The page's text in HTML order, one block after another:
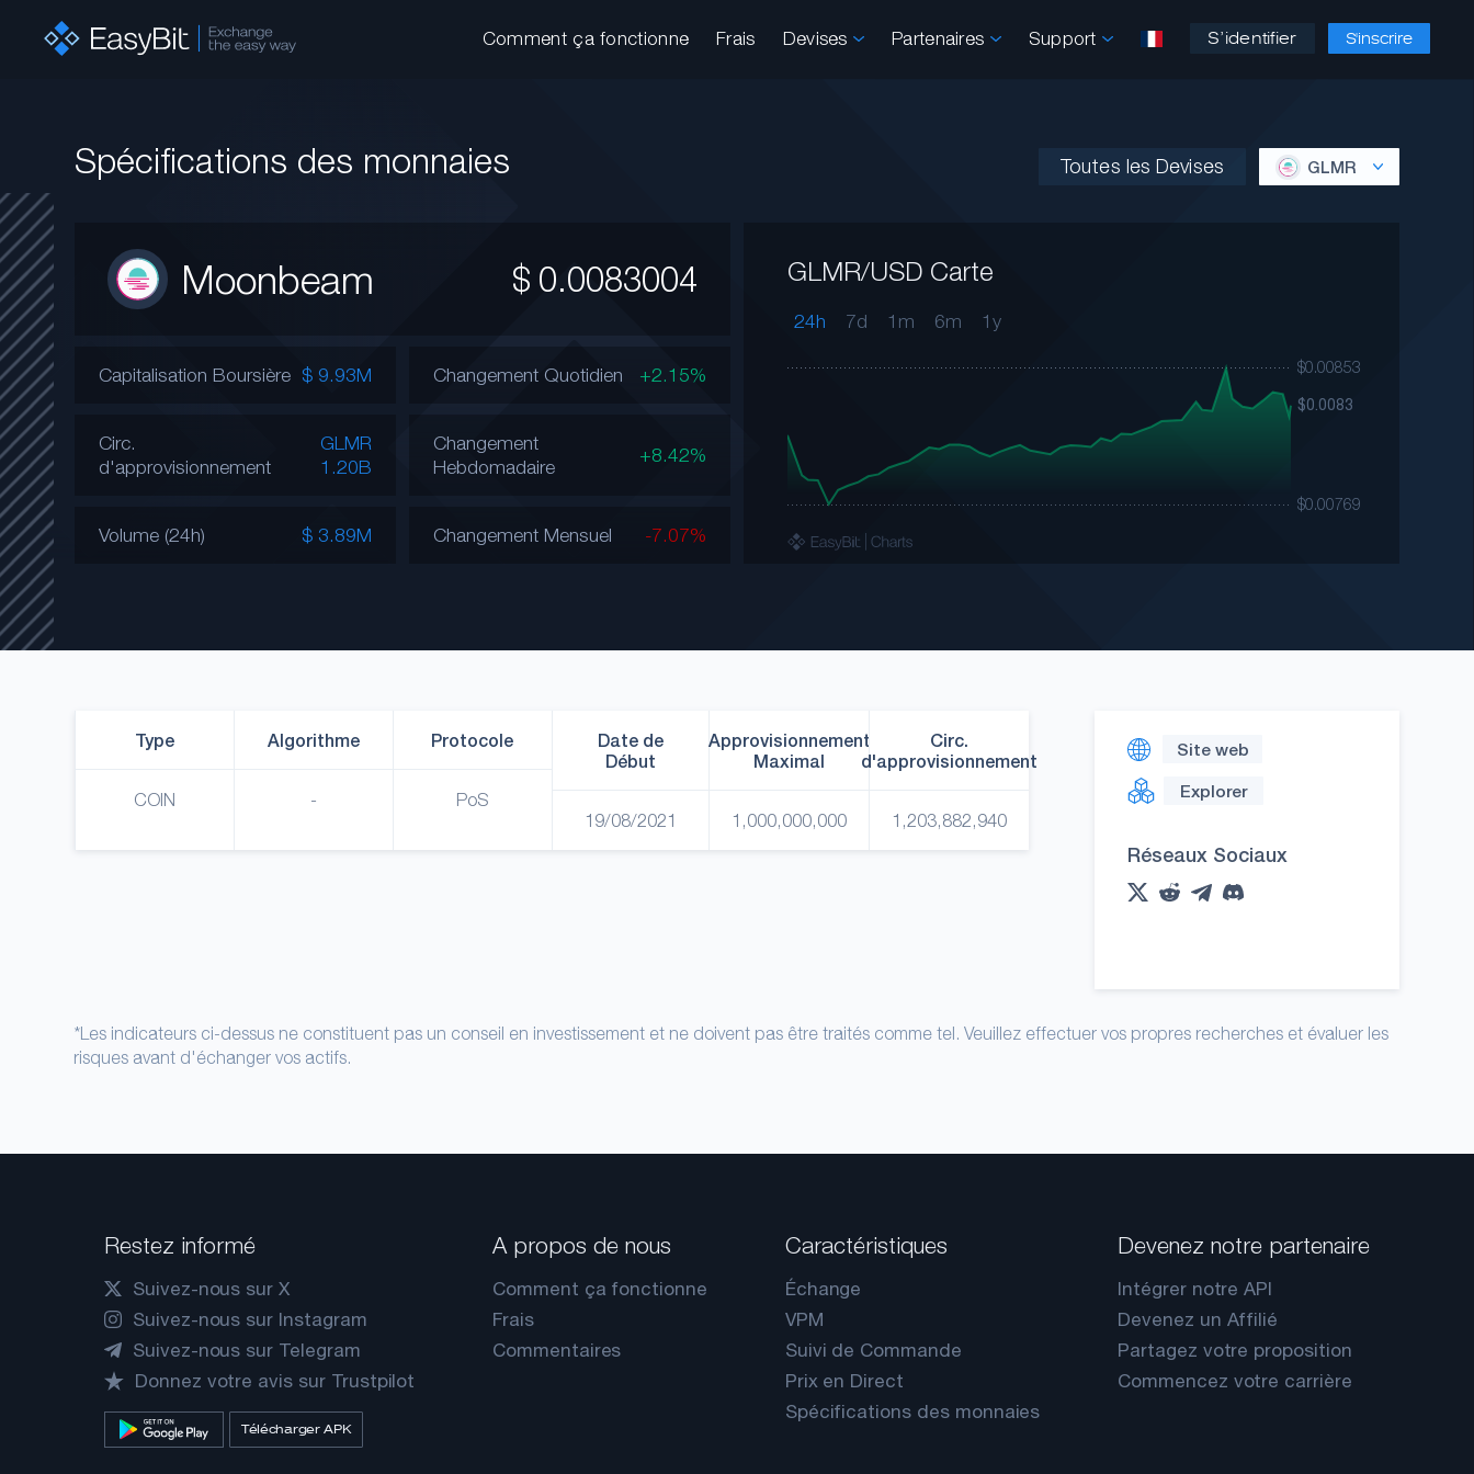
Comment ça fonctionne Frais Devises Partenaires Support S’identifier S'inscrire
Spécifications des monnaies Toutes les Devises GLMR
Moonbeam $ 0.0083004
Capitalisation Boursière $ 9.93M
Circ.
d'approvisionnement
GLMR
1.20B
Volume (24h) $ 3.89M
Changement Quotidien +2.15%
Changement
Hebdomadaire
+8.42%
Changement Mensuel -7.07%
GLMR/USD Carte
24h 7d 1m 6m 1y
Type
COIN
Algorithme
-
Protocole
PoS
Date de
Début
19/08/2021
Approvisionnement
Maximal
1,000,000,000
Circ.
d'approvisionnement
1,203,882,940
Site web
Explorer
Réseaux Sociaux
*Les indicateurs ci-dessus ne constituent pas un conseil en investissement et ne doivent pas être traités comme tel. Veuillez effectuer vos propres recherches et évaluer les
risques avant d'échanger vos actifs.
Restez informé
Suivez-nous sur X
Suivez-nous sur Instagram
Suivez-nous sur Telegram
Donnez votre avis sur Trustpilot
Télécharger APK
A propos de nous
Comment ça fonctionne
Frais
Commentaires
Caractéristiques
Échange
VPM
Suivi de Commande
Prix en Direct
Spécifications des monnaies
Devenez notre partenaire
Intégrer notre API
Devenez un Affilié
Partagez votre proposition
Commencez votre carrière